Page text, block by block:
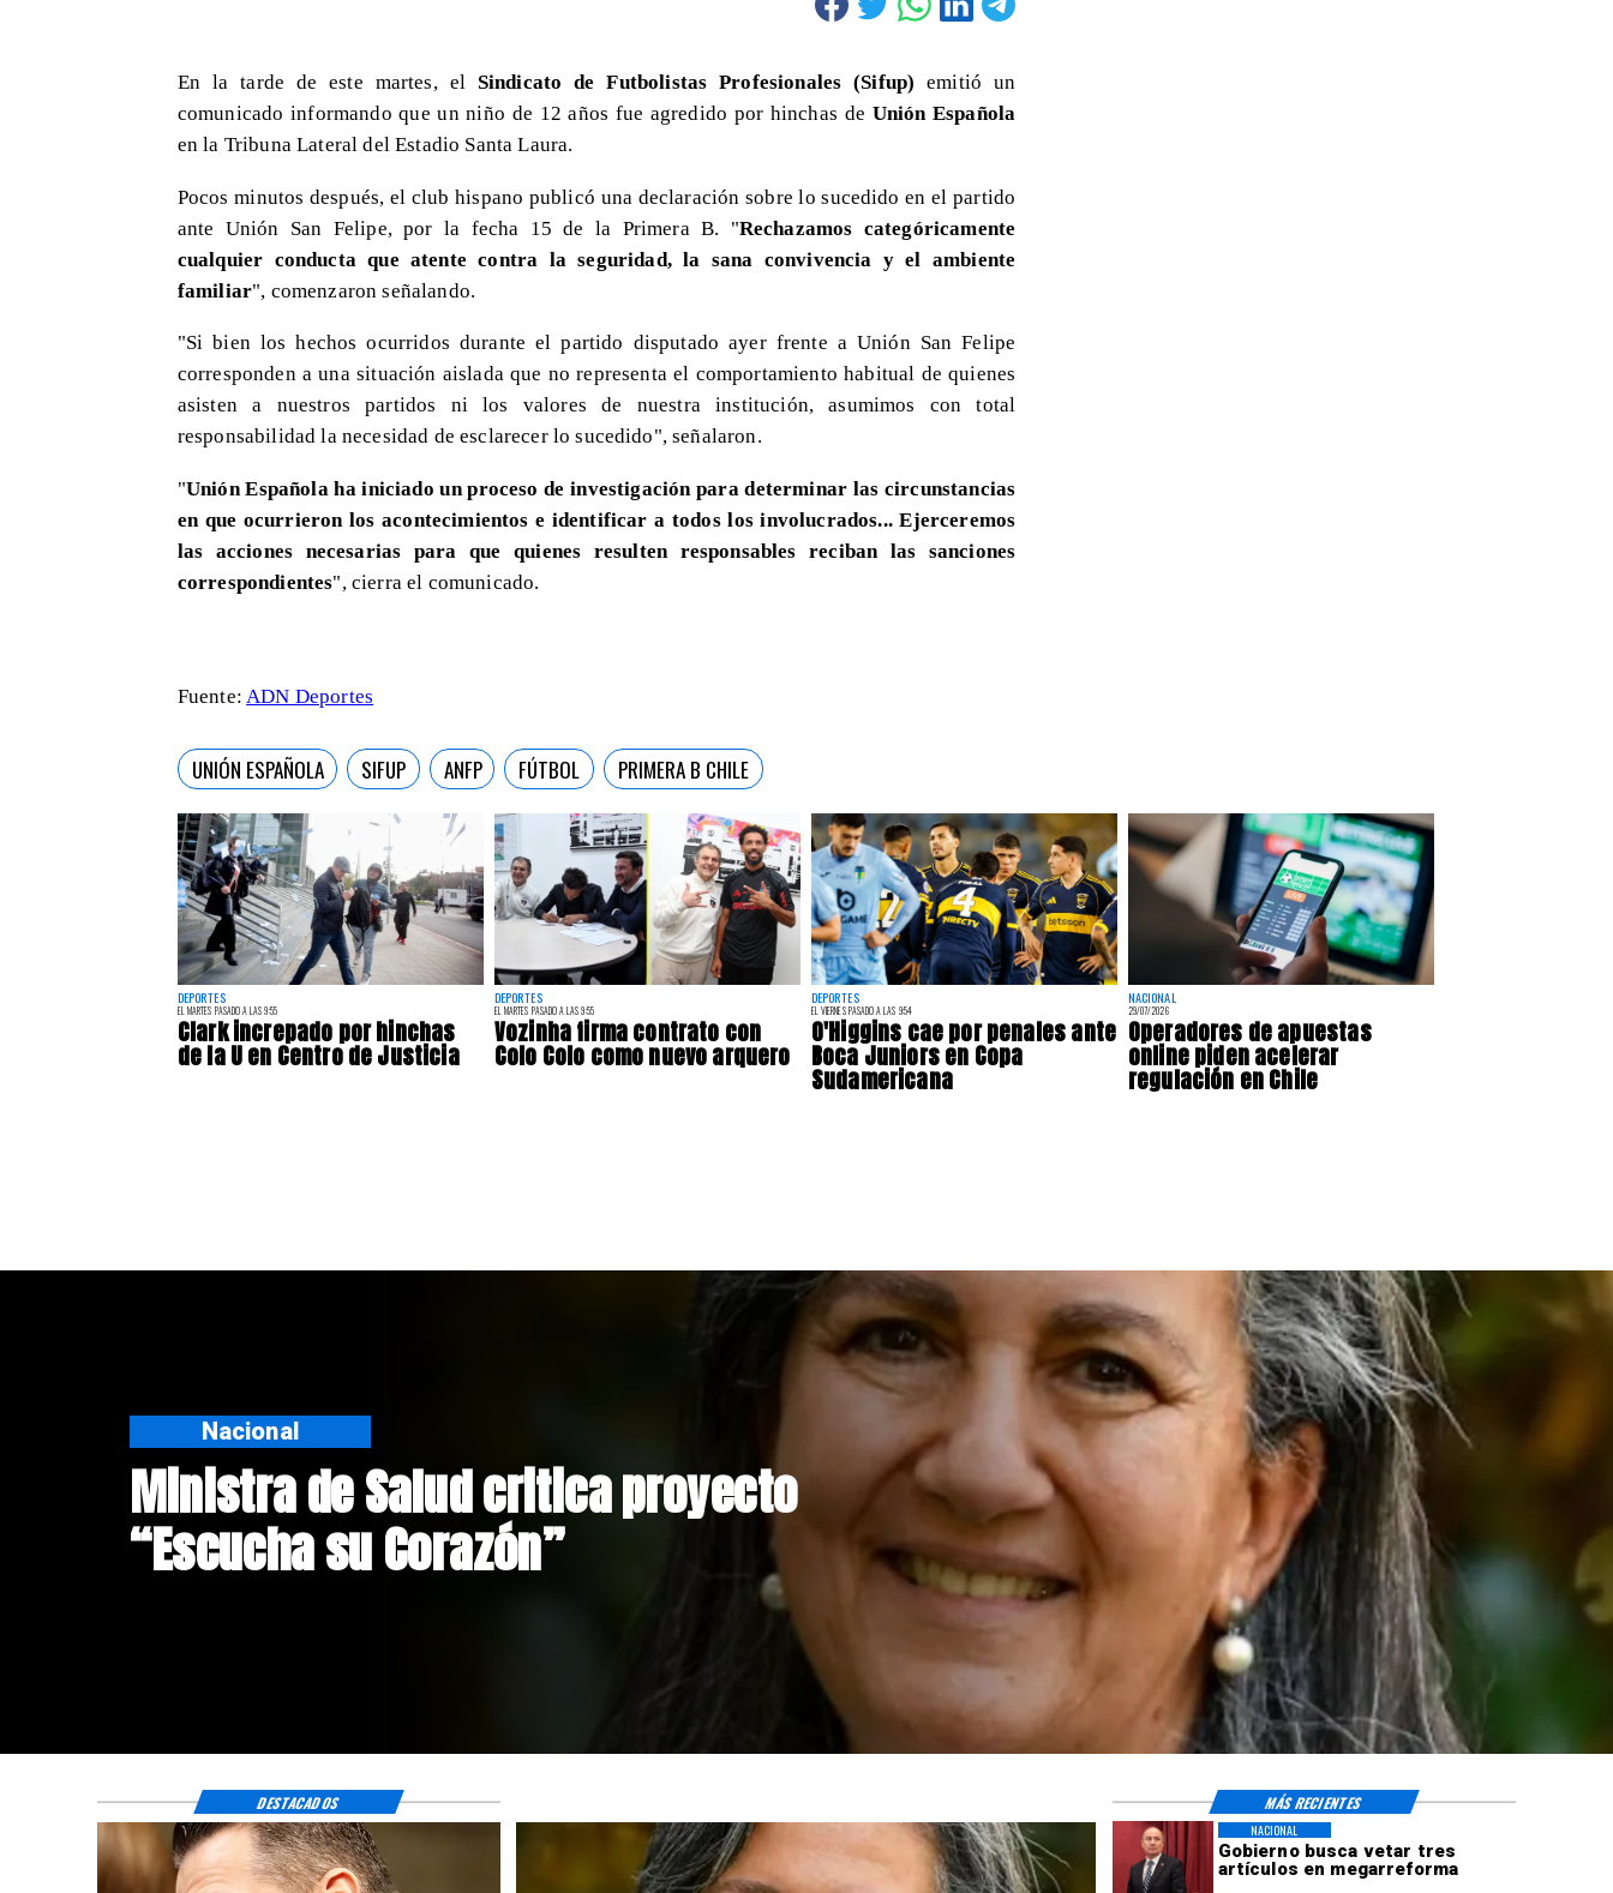
DEPORTES
EL MARTES PASADO A LAS 9:55
Clark increpado por hinchas
de la U en Centro de Justicia
DEPORTES
EL MARTES PASADO A LAS 9:55
Vozinha firma contrato con
Colo Colo como nuevo arquero
DEPORTES
EL VIERNES PASADO A LAS 9:54
O'Higgins cae por penales ante
Boca Juniors en Copa
Sudamericana
NACIONAL
29/07/2026
Operadores de apuestas
online piden acelerar
regulación en Chile
En la tarde de este martes, el Sindicato de Futbolistas Profesionales (Sifup) emitió un
comunicado informando que un niño de 12 años fue agredido por hinchas de Unión Española
en la Tribuna Lateral del Estadio Santa Laura.
Pocos minutos después, el club hispano publicó una declaración sobre lo sucedido en el partido
ante Unión San Felipe, por la fecha 15 de la Primera B. "Rechazamos categóricamente
cualquier conducta que atente contra la seguridad, la sana convivencia y el ambiente
familiar", comenzaron señalando.
"Si bien los hechos ocurridos durante el partido disputado ayer frente a Unión San Felipe
corresponden a una situación aislada que no representa el comportamiento habitual de quienes
asisten a nuestros partidos ni los valores de nuestra institución, asumimos con total
responsabilidad la necesidad de esclarecer lo sucedido", señalaron.
"Unión Española ha iniciado un proceso de investigación para determinar las circunstancias
en que ocurrieron los acontecimientos e identificar a todos los involucrados... Ejerceremos
las acciones necesarias para que quienes resulten responsables reciban las sanciones
correspondientes", cierra el comunicado.
Fuente: ADN Deportes
UNIÓN ESPAÑOLA SIFUP ANFP FÚTBOL PRIMERA B CHILE
Corte de Apelaciones rechaza
anulación de absolución de Claudio
Nacional
Gobierno busca vetar tres
artículos en megarreforma
NACIONAL
DESTACADOS MÁS RECIENTES